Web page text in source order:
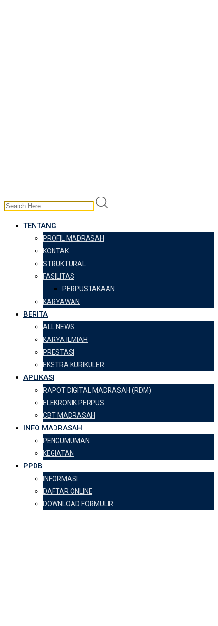
TENTANG
PROFIL MADRASAH
KONTAK
STRUKTURAL
FASILITAS
PERPUSTAKAAN
KARYAWAN
BERITA
ALL NEWS
KARYA ILMIAH
PRESTASI
EKSTRA KURIKULER
APLIKASI
RAPOT DIGITAL MADRASAH (RDM)
ELEKRONIK PERPUS
CBT MADRASAH
INFO MADRASAH
PENGUMUMAN
KEGIATAN
PPDB
INFORMASI
DAFTAR ONLINE
DOWNLOAD FORMULIR